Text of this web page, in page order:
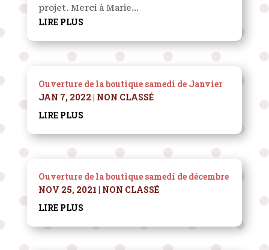
projet. Merci à Marie...
LIRE PLUS
Ouverture de la boutique samedi de Janvier
JAN 7, 2022 | NON CLASSÉ
LIRE PLUS
Ouverture de la boutique samedi de décembre
NOV 25, 2021 | NON CLASSÉ
LIRE PLUS